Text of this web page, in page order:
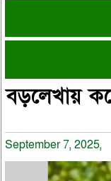
বড়লেখায়
September 7, 2025,